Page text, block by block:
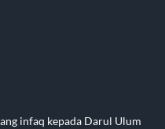
infaq kepada Darul Ulum